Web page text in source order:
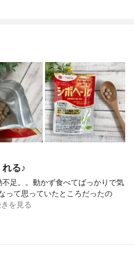
る♪
足。。動かず食べてばっかりで気
って思っていたところだったの
を見る